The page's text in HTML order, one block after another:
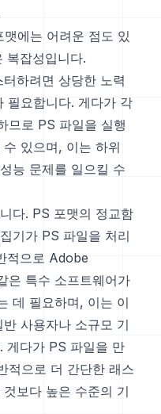
에는 어려운 점도 있
복잡성입니다.
하려면 상당한 노력
필요합니다. 게다가 각
므로 PS 파일을 실행
있으며, 이는 하위
능 문제를 일으킬 수
다. PS 포맷의 정교함
기가 PS 파일을 처리
적으로 Adobe
특수 소프트웨어가
데 필요하며, 이는 이
사용자나 소규모 기
게다가 PS 파일을 만
적으로 더 간단한 래스
보다 높은 수준의 기